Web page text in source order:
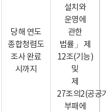
당해 연도
종합청렴도
조사 완료
시까지
설치와
운영에
관한
법률」 제
12조(기능)
및
제
27조의2(공공
부패에